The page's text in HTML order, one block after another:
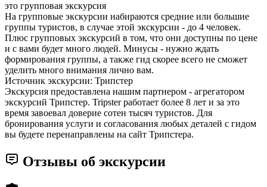
это групповая экскурсия
На групповые экскурсии набираются средние или большие
группы туристов, в случае этой экскурсии - до 4 человек.
Плюс групповых экскурсий в том, что они доступны по цене
и с вами будет много людей. Минусы - нужно ждать
формирования группы, а также гид скорее всего не сможет
уделить много внимания лично вам.
Источник экскурсии: Трипстер
Экскурсия предоставлена нашим партнером - агрегатором
экскурсий Трипстер. Tripster работает более 8 лет и за это
время завоевал доверие сотен тысяч туристов. Для
бронирования услуги и согласования любых деталей с гидом
вы будете перенаправлены на сайт Трипстера.
Отзывы об экскурсии